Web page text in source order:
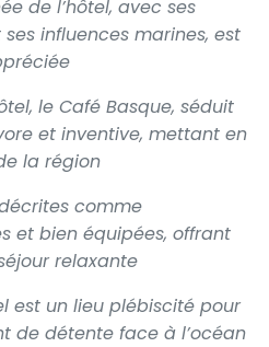
de l’hôtel, avec ses
influences marines, est
le Café Basque, séduit
et inventive, mettant en
la région
comme
et bien équipées, offrant
relaxante
est un lieu plébiscité pour
de détente face à l’océan